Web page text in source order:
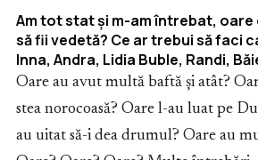
Am tot stat și m-am întrebat, oare
să fii vedetă? Ce ar trebui să faci
Inna, Andra, Lidia Buble, Randi,
Oare au avut multă baftă și atât?
stea norocoasă? Oare l-au luat pe
au uitat să-i dea drumul? Oare au